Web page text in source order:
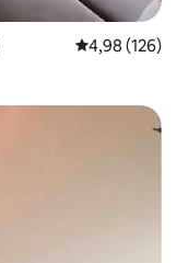
საშუალო
4,98 (126)